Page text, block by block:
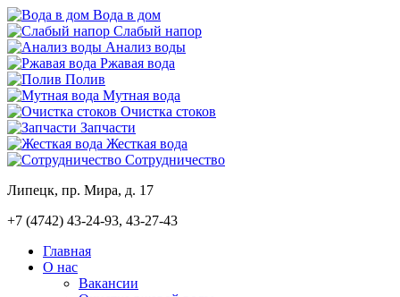
Вода в дом
Слабый напор
Анализ воды
Ржавая вода
Полив
Мутная вода
Очистка стоков
Запчасти
Жесткая вода
Сотрудничество
Липецк, пр. Мира, д. 17
+7 (4742) 43-24-93, 43-27-43
Главная
О нас
Вакансии